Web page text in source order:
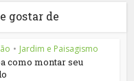
gostar de
• Jardim e Paisagismo
como montar seu